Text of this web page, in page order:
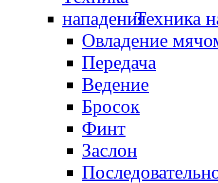
Техника
Овладение
Передача
Ведение
Бросок
Финт
Заслон